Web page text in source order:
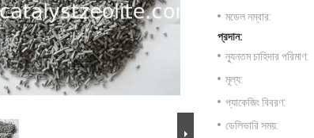
মডেল নম্বার:
প্রদান:
ন্যূনতম চাহিদার পরিমাণ:
মূল্য:
প্যাকেজিং বিবরণ:
ডেলিভারি সময়: